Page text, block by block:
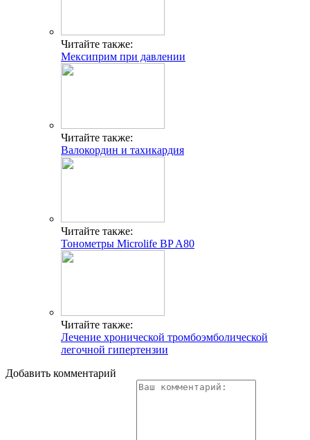
Читайте также:
Мексиприм при давлении
Читайте также:
Валокордин и тахикардия
Читайте также:
Тонометры Microlife BP A80
Читайте также:
Лечение хронической тромбоэмболической
легочной гипертензии
Добавить комментарий